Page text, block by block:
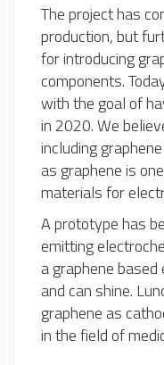
The project has
production, but
for introducing
components.
with the goal of
in 2020. We
including
as graphene is
materials for
A prototype has
emitting
a graphene
and can shine.
graphene as
in the field of